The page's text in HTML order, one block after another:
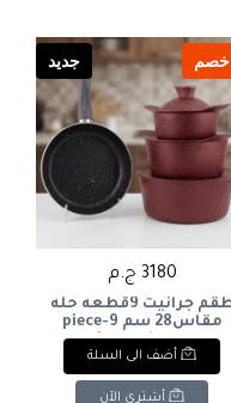
خصم جديد
3180 ج.م
طقم جرانيت 9قطعه حله
مقاس28 سم 9-piece
granite cookware set,
28cm pot
أضف الى السلة
أشتري الآن